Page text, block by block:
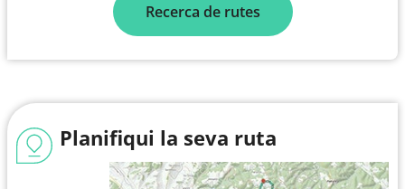
Recerca de rutes
Planifiqui la seva ruta